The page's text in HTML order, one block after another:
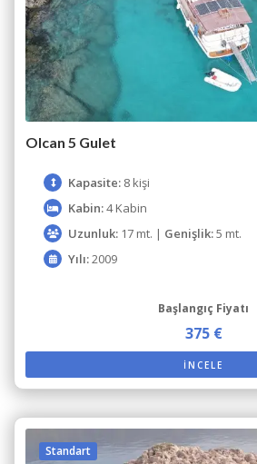
Olcan 5 Gulet
Kapasite: 8 kişi
Kabin:4 Kabin
Uzunluk: 17 mt. | Genişlik:5 mt.
Yılı:2009
Başlangıç Fiyatı
375 €
İNCELE
Standart